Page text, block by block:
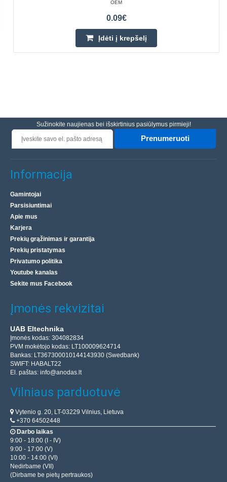
OEM
0.09€
Įdėti į krepšelį
Sužinokite naujienas bei išskirtinius pasiūlymus pirmieji!
Prenumeruoti
Informacija
Gamintojai
Parsisiuntimai
Apie mus
Karjera
Prekių grąžinimas ir garantija
Prekių pristatymas
Privatumo politika
Youtube kanalas
Sekite mus Facebook
Įmonės rekvizitai
UAB Eltechnika
Įmonės kodas: 304082834
PVM mokėtojo kodas: LT100009624714
Bankas: LT367300010144143930 (Swedbank)
SWIFT: HABALT22
El. paštas: info@anodas.lt
Vilniaus parduotuvė
Vytenio g. 20, LT-03229 Vilnius, Lietuva
+370 64502448
Darbo laikas
9:00 - 18:00 (I - IV)
9:00 - 17:00 (V)
10:00 - 14:00 (VI)
Nedirbame (VII)
(Dirbame be pietų pertraukos)